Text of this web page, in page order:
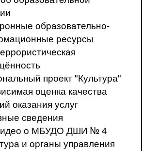
образовательно-
ресурсы
проект "Культура"
оценка качества
оказания услуг
сведения
о МБУДО ДШИ № 4
и органы управления